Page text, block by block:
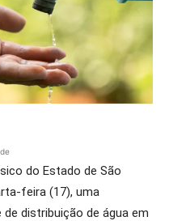
do Estado de São
feira (17), uma
distribuição de água em